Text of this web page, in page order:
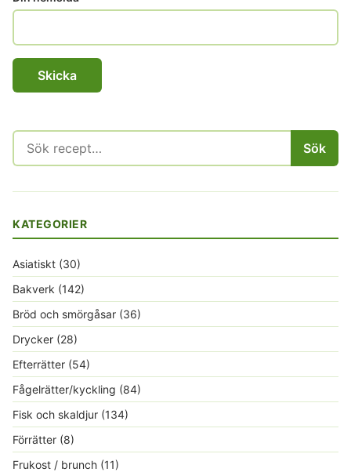
Sök
efter:
Sök
KATEGORIER
Asiatiskt (30)
Bakverk (142)
Bröd och smörgåsar (36)
Drycker (28)
Efterrätter (54)
Fågelrätter/kyckling (84)
Fisk och skaldjur (134)
Förrätter (8)
Frukost / brunch (11)